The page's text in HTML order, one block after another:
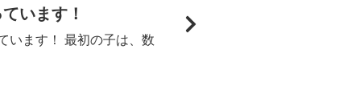
います！
います！ 最初の子は、数